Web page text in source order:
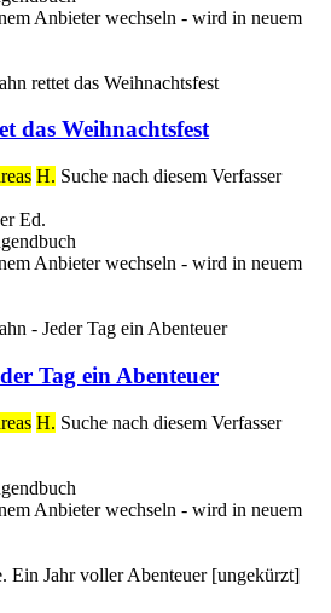
Anbieter wechseln - wird in neuem
das Weihnachtsfest
H. Suche nach diesem Verfasser
Ed.
Anbieter wechseln - wird in neuem
Tag ein Abenteuer
H. Suche nach diesem Verfasser
Anbieter wechseln - wird in neuem